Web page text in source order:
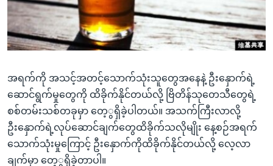
အ
ညွန်း
စာမျက်နှာ
ကြည့်
ရှာဖွေ
ရန်
သုတပဒေသာ အင်္ဂလိပ်စာ
Learning English
ဘာသာစကားများ
အရက်ကို အသင့်အတင့်သောက်သုံးသူတွေအနေနဲ့ ဦးနှောက်ရဲ့
ဆောင်ရွက်မှုတွေကို ထိခိုက်နိုင်တယ်လို့ ဗြိတိန်သုတေသီတွေရဲ့
စစ်တမ်းသစ်တခုမှာ တေ့ွရှိခဲ့ပါတယ်။ အသက်ကြီးလာလို့
ဦးနှောက်ရဲ့လုပ်ဆောင်ချက်တွေထိခိုက်သလိုမျိုး နေ့စဉ်အရက်
သောက်သုံးမှုကြောင့် ဦးနှောက်ကိုထိခိုက်နိုင်တယ်လို့ လေ့လာ
ချက်မှာ တေ့ွရှိခဲ့တာပါ။